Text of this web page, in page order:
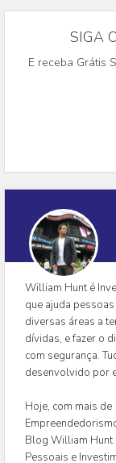
SIGA
E receba Grátis
William Hunt é
que ajuda
diversas áreas a
dívidas, e fazer o
com segurança.
desenvolvido por
Hoje, com mais
Blog William Hunt
Pessoais e